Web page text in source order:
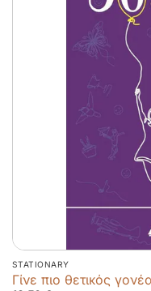
STATIONARY
Γίνε πιο θετικός